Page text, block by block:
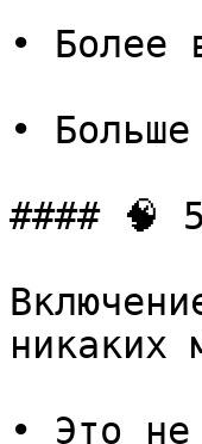
• Более
•
#### 🧠
никаких
• Это не